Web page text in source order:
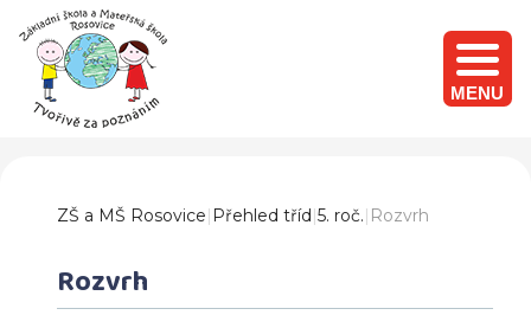
MENU
ZŠ a MŠ Rosovice| Přehled tříd|5. roč.| Rozvrh
Rozvrh